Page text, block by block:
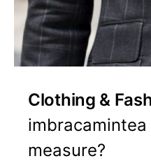
Clothing &
measure?